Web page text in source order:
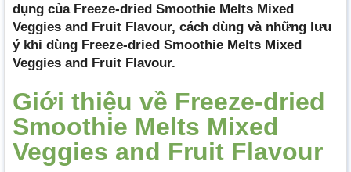
dụng của Freeze-dried Smoothie Melts Mixed
Veggies and Fruit Flavour, cách dùng và những lưu
ý khi dùng Freeze-dried Smoothie Melts Mixed
Veggies and Fruit Flavour.
Giới thiệu về Freeze-dried
Smoothie Melts Mixed
Veggies and Fruit Flavour